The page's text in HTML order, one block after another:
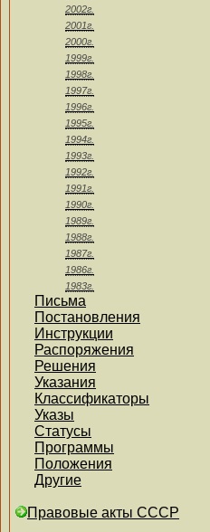
2002г.
2001г.
2000г.
1999г.
1998г.
1997г.
1996г.
1995г.
1994г.
1993г.
1992г.
1991г.
1990г.
1989г.
1988г.
1987г.
1986г.
1983г.
Письма
Постановления
Инструкции
Распоряжения
Решения
Указания
Классификаторы
Указы
Статусы
Программы
Положения
Другие
Правовые акты СССР